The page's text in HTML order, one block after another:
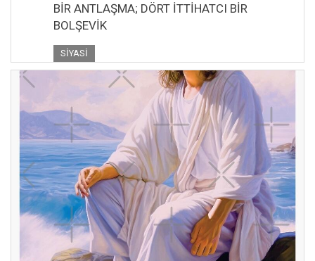
BİR ANTLAŞMA; DÖRT İTTİHATCI BİR
BOLŞEVİK
SIYASI